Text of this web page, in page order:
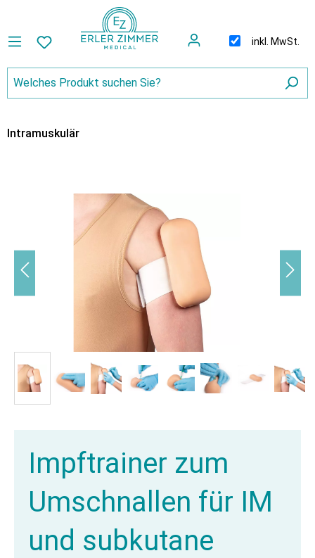
inkl. MwSt.
Intramuskulär
Impftrainer zum
Umschnallen für IM
und subkutane